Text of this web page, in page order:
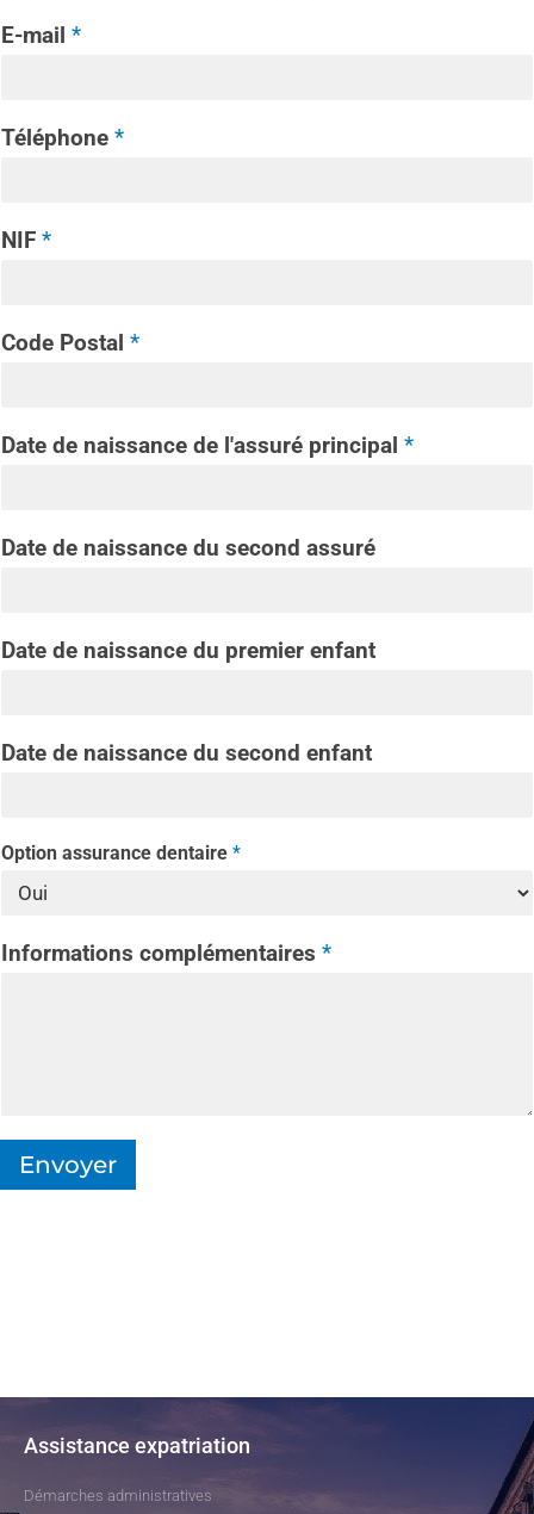
E-mail *
Téléphone *
NIF *
Code Postal *
Date de naissance de l'assuré principal *
Date de naissance du second assuré
Date de naissance du premier enfant
Date de naissance du second enfant
Option assurance dentaire *
Informations complémentaires *
Envoyer
Assistance expatriation
Démarches administratives